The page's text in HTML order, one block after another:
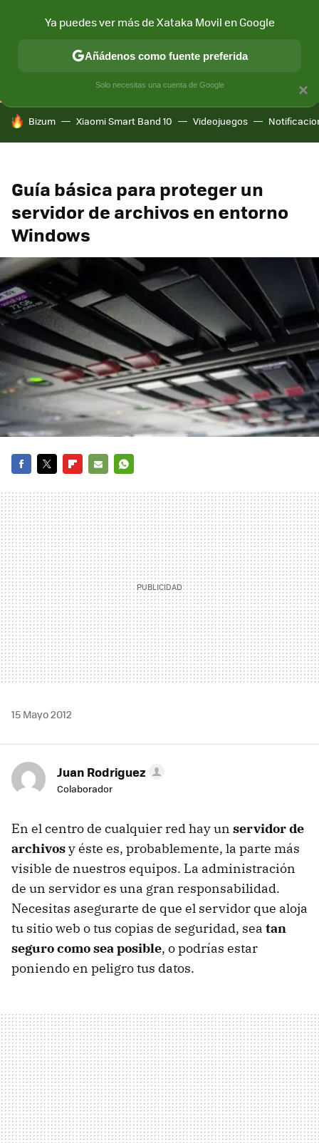
CONECTIVIDAD MÓVIL Y SOCIEDAD APLICACIONES
HOY SE HABLA DE
Bizum Xiaomi Smart Band 10 Videojuegos
Guía básica para proteger un
servidor de archivos en entorno
Windows
MAIL
15 Mayo 2012
Juan Rodriguez
Colaborador
En el centro de cualquier red hay un servidor de
archivosy éste es, probablemente, la parte más
visible de nuestros equipos. La administración
de un servidor es una gran responsabilidad.
Necesitas asegurarte de que el servidor que aloja
tu sitio web o tus copias de seguridad, sea tan
seguro como sea posible, o podrías estar
poniendo en peligro tus datos.
×
Ya puedes ver más de Xataka Movil en Google
Añádenos como fuente preferida
Solo necesitas una cuenta de Google